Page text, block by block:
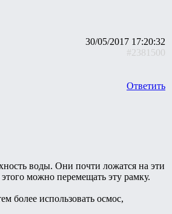
30/05/2017 17:20:32
#2381500
Ответить
воды. Они почти ложатся на эти
этого можно перемещать эту рамку.
более использовать осмос,